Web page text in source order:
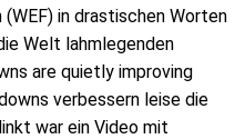
in drastischen Worten
Welt lahmlegenden
are quietly improving
verbessern leise die
war ein Video mit